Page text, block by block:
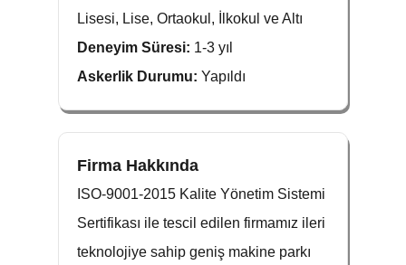
Lisesi, Lise, Ortaokul, İlkokul ve Altı
Deneyim Süresi: 1-3 yıl
Askerlik Durumu: Yapıldı
Firma Hakkında
ISO-9001-2015 Kalite Yönetim Sistemi
Sertifikası ile tescil edilen firmamız ileri
teknolojiye sahip geniş makine parkı